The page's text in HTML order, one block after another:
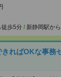
徒歩5分 / 新静岡駅か
きればOKな事務